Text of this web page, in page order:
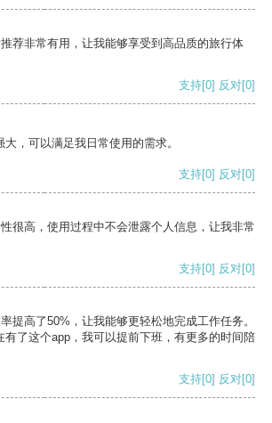
荐非常有用，让我能够享受到高品质的旅行体
支持[0] 反对[0]
，可以满足我日常使用的需求。
支持[0] 反对[0]
很高，使用过程中不会泄露个人信息，让我非常
支持[0] 反对[0]
提高了50%，让我能够更轻松地完成工作任务。
有了这个app，我可以提前下班，有更多的时间陪
支持[0] 反对[0]